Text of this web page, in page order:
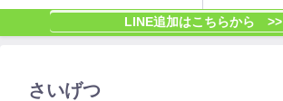
LINE追加はこちらから >>
さいげつ